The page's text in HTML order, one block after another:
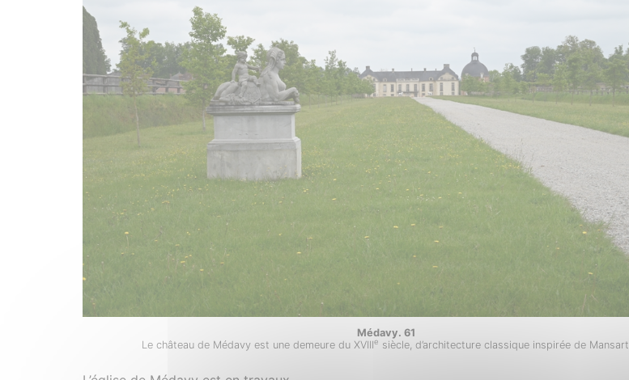
Médavy. 61
Le château de Médavy est une demeure du XVIIIe siècle, d’architecture classique inspirée de Mansart.